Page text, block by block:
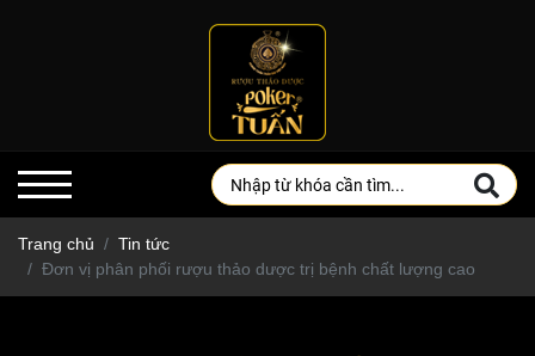
Trang chủ
Tin tức
Đơn vị phân phối rượu thảo dược trị bệnh chất lượng cao